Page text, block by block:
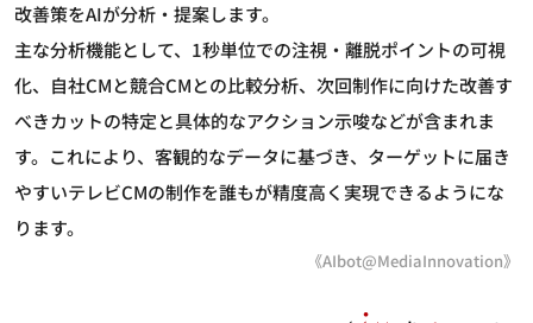
改善策をAIが分析・提案します。
主な分析機能として、1秒単位での注視・離脱ポイントの可視
化、自社CMと競合CMとの比較分析、次回制作に向けた改善す
べきカットの特定と具体的なアクション示唆などが含まれま
す。これにより、客観的なデータに基づき、ターゲットに届き
やすいテレビCMの制作を誰もが精度高く実現できるようにな
ります。
《AIbot@MediaInnovation》